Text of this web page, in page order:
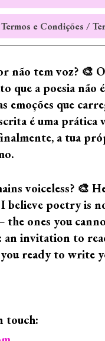
e Condições /
não tem voz? 🎨
a poesia não
que
é uma prática
a tua
voiceless? 🎨
poetry is
ones you
an invitation to
ready to write
touch: